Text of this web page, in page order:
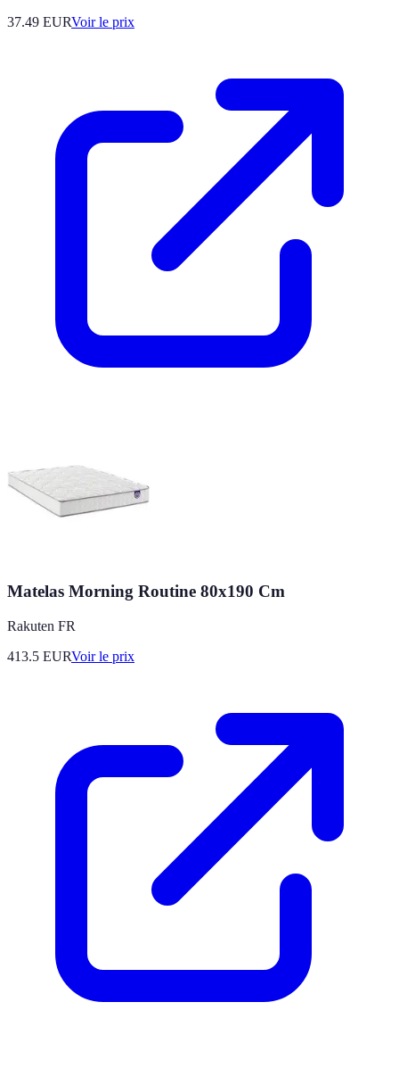
37.49 EURVoir le prix
Matelas Morning Routine 80x190 Cm
Rakuten FR
413.5 EURVoir le prix